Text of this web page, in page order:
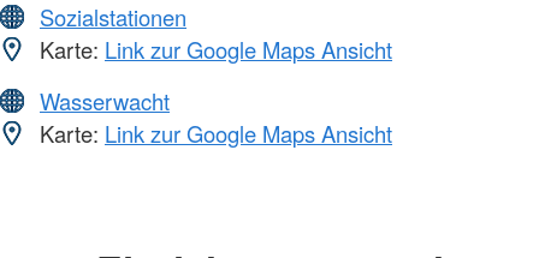
Sozialstationen
Karte: Link zur Google Maps Ansicht
Wasserwacht
Karte: Link zur Google Maps Ansicht